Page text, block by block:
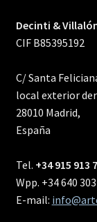
Decinti &
CIF B85395192
C/ Santa
local exterior
28010 Madrid,
España
Tel. +34 915 913
Wpp. +34 640
E-mail: